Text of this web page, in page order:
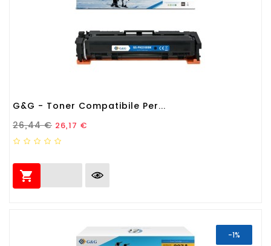
G&G - Toner Compatibile Per...
Prezzo Standard
26,44 € Prezzo
26,17 €

-1%